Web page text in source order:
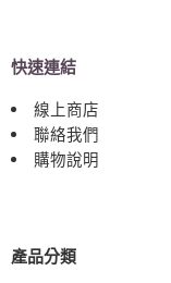
快速連結
線上商店
聯絡我們
購物說明
產品分類